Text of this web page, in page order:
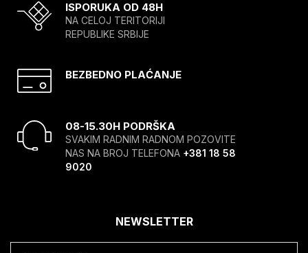
ISPORUKA OD 48H
NA CELOJ TERITORIJI
REPUBLIKE SRBIJE
BEZBEDNO PLAĆANJE
08-15.30H PODRŠKA
SVAKIM RADNIM RADNOM POZOVITE
NAS NA BROJ TELEFONA +381 18 58
9020
NEWSLETTER